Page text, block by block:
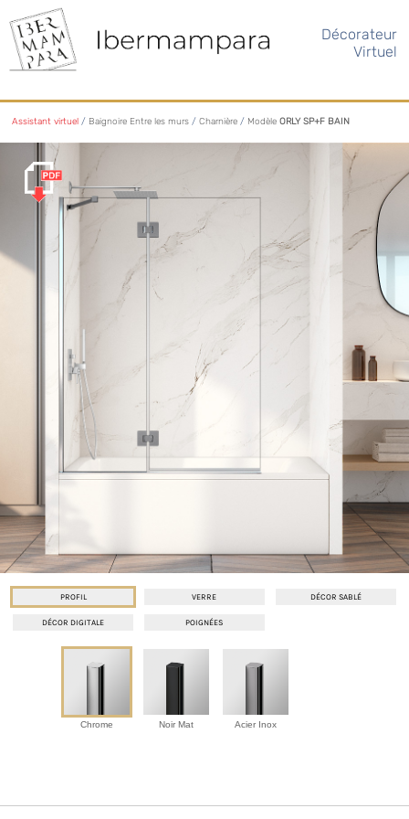
Décorateur
Virtuel
Assistant virtuel / Baignoire Entre les murs / Charnière / Modèle ORLY SP+F BAIN
PROFIL VERRE DÉCOR SABLÉ
DÉCOR DIGITALE POIGNÉES
Chrome Noir Mat Acier Inox